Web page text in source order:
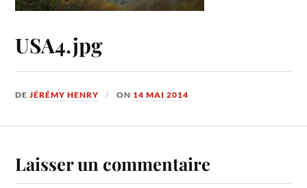
USA4.jpg
DEJÉRÉMY HENRY ON 14 MAI 2014
Laisser un commentaire